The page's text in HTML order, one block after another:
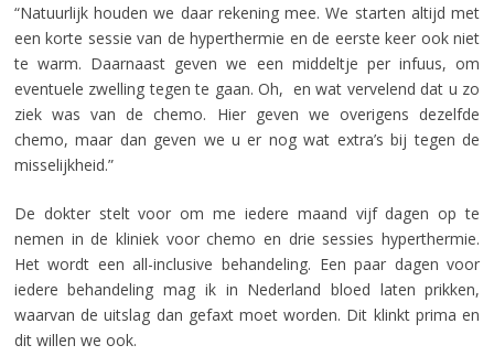
“Natuurlijk houden we daar rekening mee. We starten altijd met
een korte sessie van de hyperthermie en de eerste keer ook niet
te warm. Daarnaast geven we een middeltje per infuus, om
eventuele zwelling tegen te gaan. Oh, en wat vervelend dat u zo
ziek was van de chemo. Hier geven we overigens dezelfde
chemo, maar dan geven we u er nog wat extra’s bij tegen de
misselijkheid.”
De dokter stelt voor om me iedere maand vijf dagen op te
nemen in de kliniek voor chemo en drie sessies hyperthermie.
Het wordt een all-inclusive behandeling. Een paar dagen voor
iedere behandeling mag ik in Nederland bloed laten prikken,
waarvan de uitslag dan gefaxt moet worden. Dit klinkt prima en
dit willen we ook.